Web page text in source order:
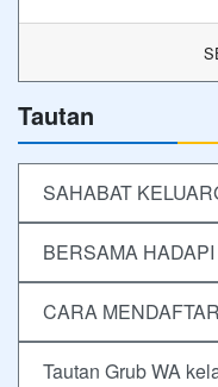
Tautan
SAHABAT
BERSAMA
CARA
Tautan Grub WA